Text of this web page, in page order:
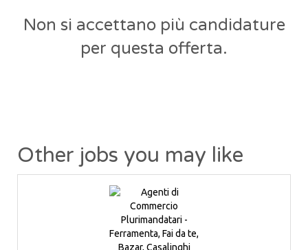
Non si accettano più candidature
per questa offerta.
Other jobs you may like